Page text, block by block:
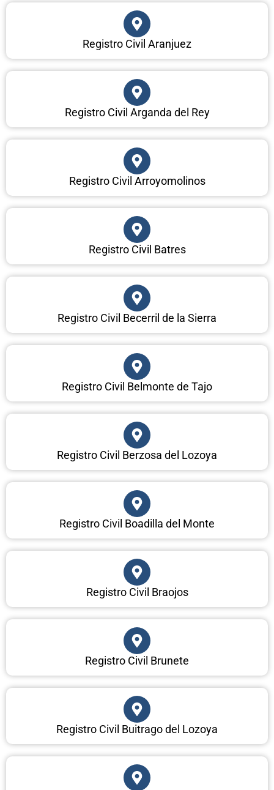
Registro Civil Aranjuez
Registro Civil Arganda del Rey
Registro Civil Arroyomolinos
Registro Civil Batres
Registro Civil Becerril de la Sierra
Registro Civil Belmonte de Tajo
Registro Civil Berzosa del Lozoya
Registro Civil Boadilla del Monte
Registro Civil Braojos
Registro Civil Brunete
Registro Civil Buitrago del Lozoya